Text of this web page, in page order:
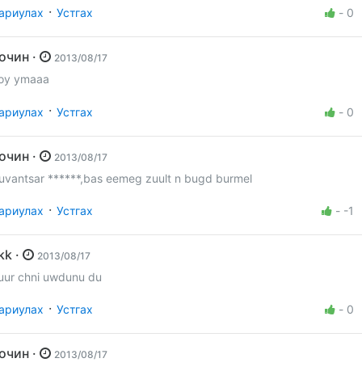
· Устгах - 0
Зочин · 2013/08/17
ymaaa
· Устгах - 0
Зочин · 2013/08/17
******,bas eemeg zuult n bugd burmel
· Устгах - -1
kkk · 2013/08/17
chni uwdunu du
· Устгах - 0
Зочин · 2013/08/17